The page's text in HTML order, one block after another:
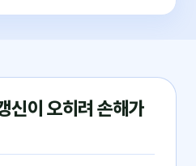
신이 오히려 손해가